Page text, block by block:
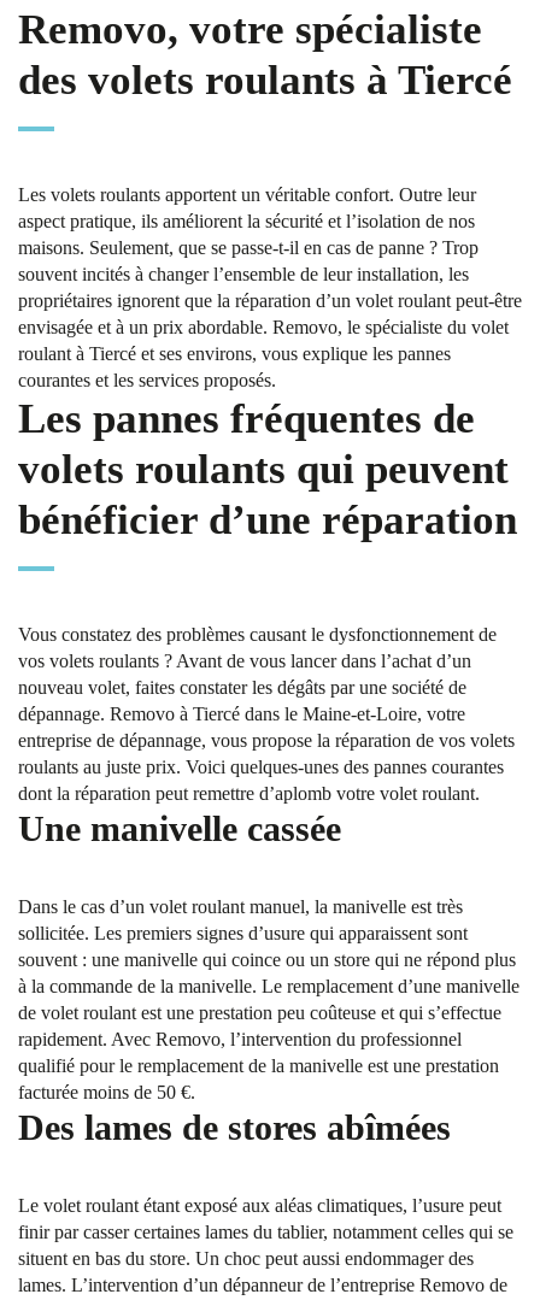
Removo, votre spécialiste
des volets roulants à Tiercé
Les volets roulants apportent un véritable confort. Outre leur
aspect pratique, ils améliorent la sécurité et l’isolation de nos
maisons. Seulement, que se passe-t-il en cas de panne ? Trop
souvent incités à changer l’ensemble de leur installation, les
propriétaires ignorent que la réparation d’un volet roulant peut-être
envisagée et à un prix abordable. Removo, le spécialiste du volet
roulant à Tiercé et ses environs, vous explique les pannes
courantes et les services proposés.
Les pannes fréquentes de
volets roulants qui peuvent
bénéficier d’une réparation
Vous constatez des problèmes causant le dysfonctionnement de
vos volets roulants ? Avant de vous lancer dans l’achat d’un
nouveau volet, faites constater les dégâts par une société de
dépannage. Removo à Tiercé dans le Maine-et-Loire, votre
entreprise de dépannage, vous propose la réparation de vos volets
roulants au juste prix. Voici quelques-unes des pannes courantes
dont la réparation peut remettre d’aplomb votre volet roulant.
Une manivelle cassée
Dans le cas d’un volet roulant manuel, la manivelle est très
sollicitée. Les premiers signes d’usure qui apparaissent sont
souvent : une manivelle qui coince ou un store qui ne répond plus
à la commande de la manivelle. Le remplacement d’une manivelle
de volet roulant est une prestation peu coûteuse et qui s’effectue
rapidement. Avec Removo, l’intervention du professionnel
qualifié pour le remplacement de la manivelle est une prestation
facturée moins de 50 €.
Des lames de stores abîmées
Le volet roulant étant exposé aux aléas climatiques, l’usure peut
finir par casser certaines lames du tablier, notamment celles qui se
situent en bas du store. Un choc peut aussi endommager des
lames. L’intervention d’un dépanneur de l’entreprise Removo de